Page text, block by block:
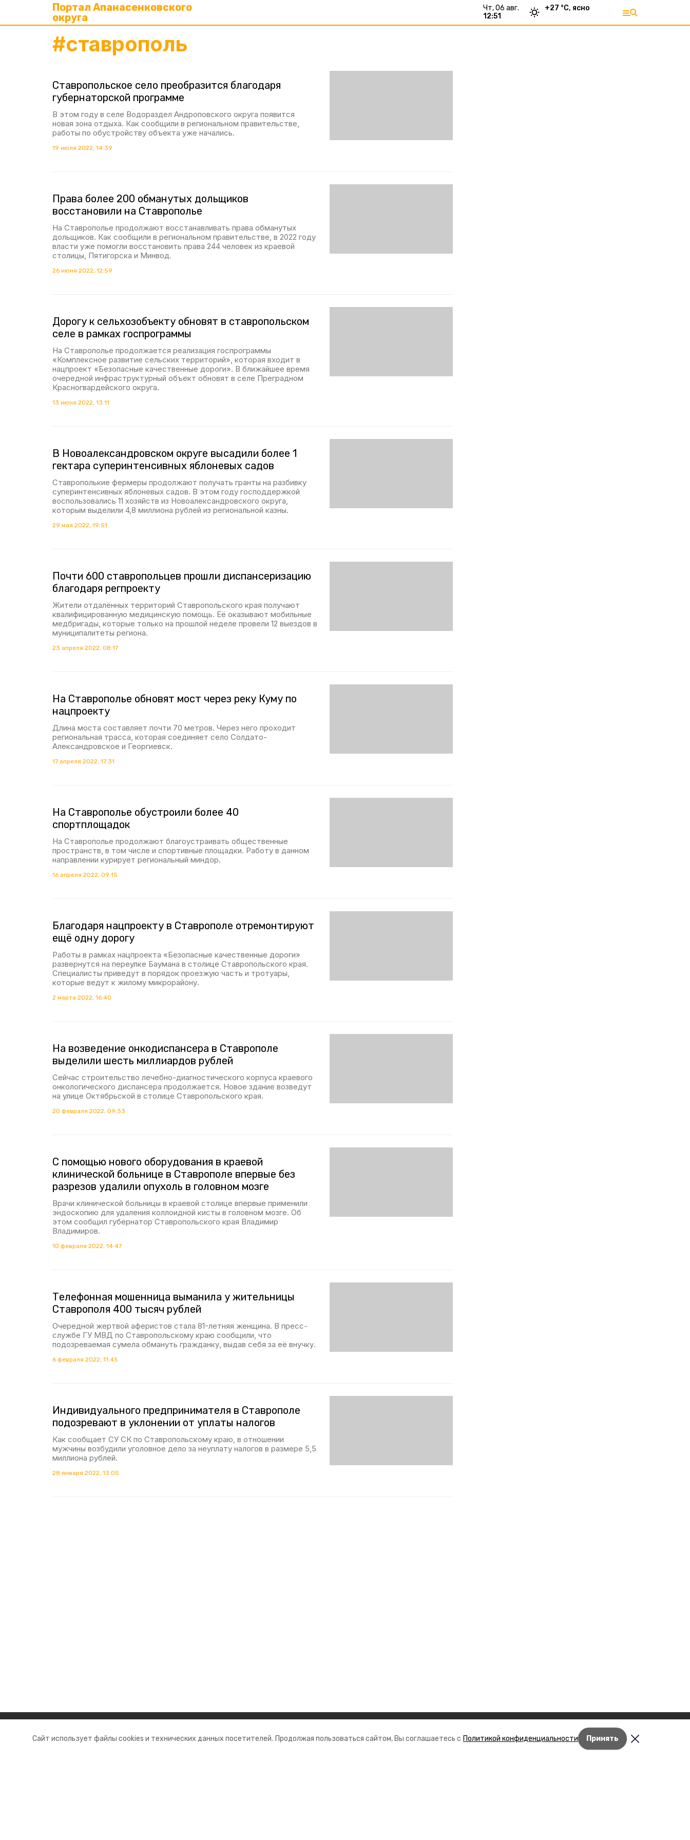
Сайт использует файлы cookies и технических данных посетителей. Продолжая пользоваться сайтом, Вы соглашаетесь с Политикой конфиденциальности Принять
Портал Апанасенковского
округа
чт, 06 авг.
12:51
+27 °С, ясно
#ставрополь
Ставропольское село преобразится благодаря
губернаторской программе
В этом году в селе Водораздел Андроповского округа появится
новая зона отдыха. Как сообщили в региональном правительстве,
работы по обустройству объекта уже начались.
19 июля 2022, 14:39
Права более 200 обманутых дольщиков
восстановили на Ставрополье
На Ставрополье продолжают восстанавливать права обманутых
дольщиков. Как сообщили в региональном правительстве, в 2022 году
власти уже помогли восстановить права 244 человек из краевой
столицы, Пятигорска и Минвод.
26 июня 2022, 12:59
Дорогу к сельхозобъекту обновят в ставропольском
селе в рамках госпрограммы
На Ставрополье продолжается реализация госпрограммы
«Комплексное развитие сельских территорий», которая входит в
нацпроект «Безопасные качественные дороги». В ближайшее время
очередной инфраструктурный объект обновят в селе Преградном
Красногвардейского округа.
13 июня 2022, 13:11
В Новоалександровском округе высадили более 1
гектара суперинтенсивных яблоневых садов
Ставрополькие фермеры продолжают получать гранты на разбивку
суперинтенсивных яблоневых садов. В этом году господдержкой
воспользовались 11 хозяйств из Новоалександровского округа,
которым выделили 4,8 миллиона рублей из региональной казны.
29 мая 2022, 19:51
Почти 600 ставропольцев прошли диспансеризацию
благодаря регпроекту
Жители отдалённых территорий Ставропольского края получают
квалифицированную медицинскую помощь. Её оказывают мобильные
медбригады, которые только на прошлой неделе провели 12 выездов в
муниципалитеты региона.
23 апреля 2022, 08:17
На Ставрополье обновят мост через реку Куму по
нацпроекту
Длина моста составляет почти 70 метров. Через него проходит
региональная трасса, которая соединяет село Солдато-
Александровское и Георгиевск.
17 апреля 2022, 17:31
На Ставрополье обустроили более 40
спортплощадок
На Ставрополье продолжают благоустраивать общественные
пространств, в том числе и спортивные площадки. Работу в данном
направлении курирует региональный миндор.
16 апреля 2022, 09:15
Благодаря нацпроекту в Ставрополе отремонтируют
ещё одну дорогу
Работы в рамках нацпроекта «Безопасные качественные дороги»
развернутся на переулке Баумана в столице Ставропольского края.
Специалисты приведут в порядок проезжую часть и тротуары,
которые ведут к жилому микрорайону.
2 марта 2022, 16:40
На возведение онкодиспансера в Ставрополе
выделили шесть миллиардов рублей
Сейчас строительство лечебно-диагностического корпуса краевого
онкологического диспансера продолжается. Новое здание возведут
на улице Октябрьской в столице Ставропольского края.
20 февраля 2022, 09:33
С помощью нового оборудования в краевой
клинической больнице в Ставрополе впервые без
разрезов удалили опухоль в головном мозге
Врачи клинической больницы в краевой столице впервые применили
эндоскопию для удаления коллоидной кисты в головном мозге. Об
этом сообщил губернатор Ставропольского края Владимир
Владимиров.
10 февраля 2022, 14:47
Телефонная мошенница выманила у жительницы
Ставрополя 400 тысяч рублей
Очередной жертвой аферистов стала 81-летняя женщина. В пресс-
службе ГУ МВД по Ставропольскому краю сообщили, что
подозреваемая сумела обмануть гражданку, выдав себя за её внучку.
6 февраля 2022, 11:45
Индивидуального предпринимателя в Ставрополе
подозревают в уклонении от уплаты налогов
Как сообщает СУ СК по Ставропольскому краю, в отношении
мужчины возбудили уголовное дело за неуплату налогов в размере 5,5
миллиона рублей.
28 января 2022, 13:05
Мы в соцсетях